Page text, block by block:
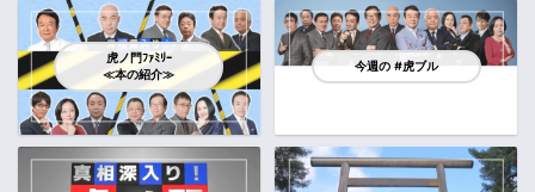
虎ノ門ﾌｧﾐﾘｰ
≪本の紹介≫
今週の #虎ブル